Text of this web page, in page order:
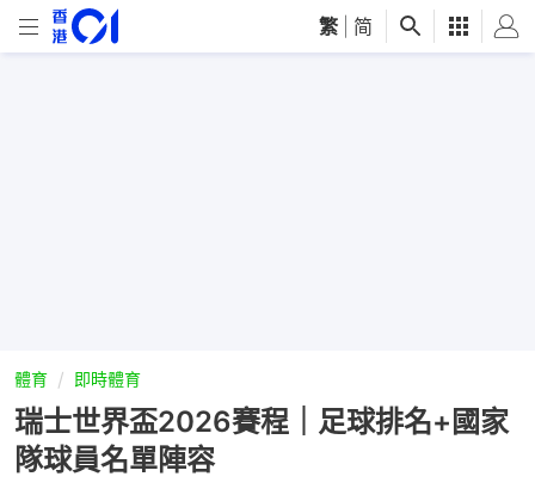
繁 简
體育 即時體育
瑞士世界盃2026賽程｜足球排名+國家
隊球員名單陣容